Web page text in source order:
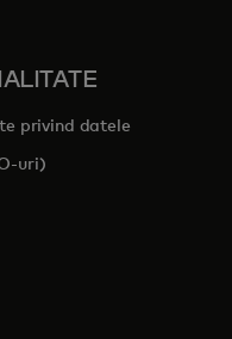
privind datele
uri)
tab